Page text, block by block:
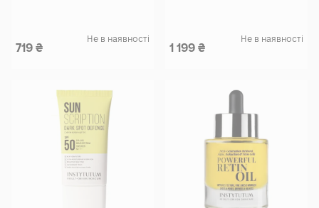
719 ₴
Не в наявності
1 199 ₴
Не в наявності